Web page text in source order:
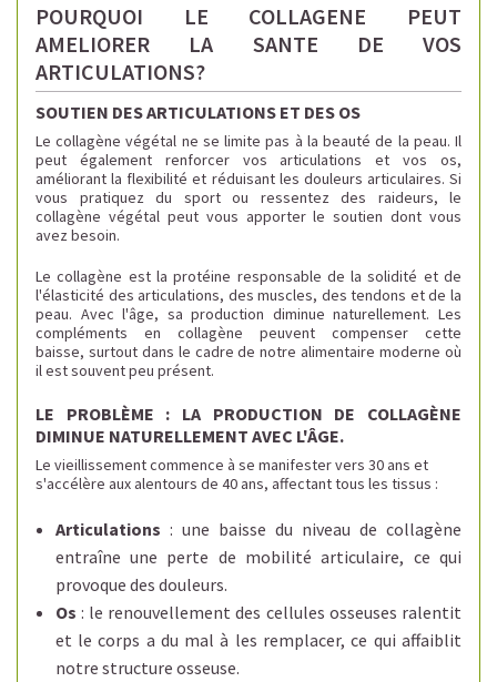
POURQUOI LE COLLAGENE PEUT
AMELIORER LA SANTE DE VOS
ARTICULATIONS?
SOUTIEN DES ARTICULATIONS ET DES OS
Le collagène végétal ne se limite pas à la beauté de la peau. Il
peut également renforcer vos articulations et vos os,
améliorant la flexibilité et réduisant les douleurs articulaires. Si
vous pratiquez du sport ou ressentez des raideurs, le
collagène végétal peut vous apporter le soutien dont vous
avez besoin.
Le collagène est la protéine responsable de la solidité et de
l'élasticité des articulations, des muscles, des tendons et de la
peau. Avec l'âge, sa production diminue naturellement. Les
compléments en collagène peuvent compenser cette
baisse, surtout dans le cadre de notre alimentaire moderne où
il est souvent peu présent.
LE PROBLÈME : LA PRODUCTION DE COLLAGÈNE
DIMINUE NATURELLEMENT AVEC L'ÂGE.
Le vieillissement commence à se manifester vers 30 ans et
s'accélère aux alentours de 40 ans, affectant tous les tissus :
Articulations : une baisse du niveau de collagène
entraîne une perte de mobilité articulaire, ce qui
provoque des douleurs.
Os : le renouvellement des cellules osseuses ralentit
et le corps a du mal à les remplacer, ce qui affaiblit
notre structure osseuse.